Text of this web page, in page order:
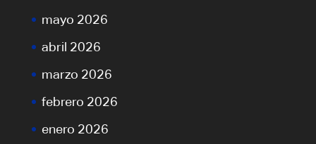
mayo 2026
abril 2026
marzo 2026
febrero 2026
enero 2026